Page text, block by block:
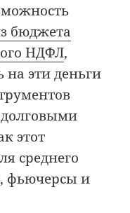
бюджета
НДФЛ,
на эти деньги
этот
среднего
фьючерсы и